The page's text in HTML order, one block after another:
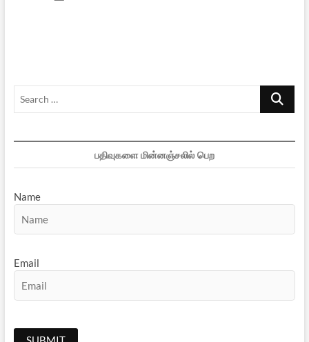
Search
பதிவுகளை மின்னஞ்சலில் பெற
Name
Email